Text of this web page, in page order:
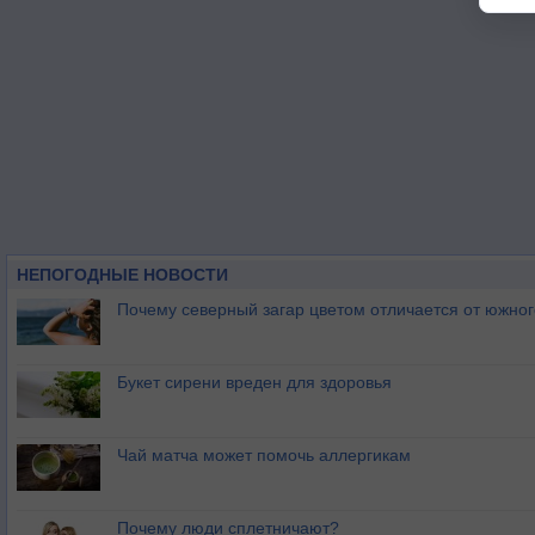
НЕПОГОДНЫЕ НОВОСТИ
Почему северный загар цветом отличается от
Букет сирени вреден для здоровья
Чай матча может помочь аллергикам
Почему люди сплетничают?